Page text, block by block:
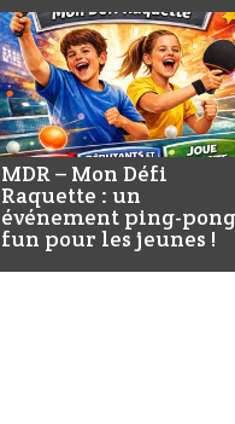
MDR – Mon Défi
Raquette : un
événement ping-pong
fun pour les jeunes !